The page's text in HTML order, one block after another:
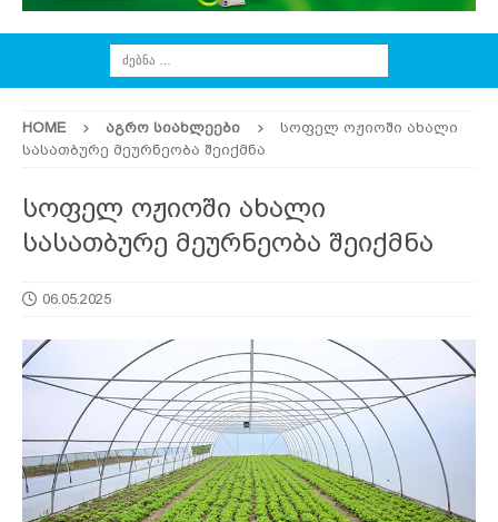
HOME ᲐᲒᲠᲝ ᲡᲘᲐᲮᲚᲔᲔᲑᲘ
სოფელ ოჟიოში ახალი
სასათბურე მეურნეობა შეიქმნა
სოფელ ოჟიოში ახალი
სასათბურე მეურნეობა შეიქმნა
06.05.2025